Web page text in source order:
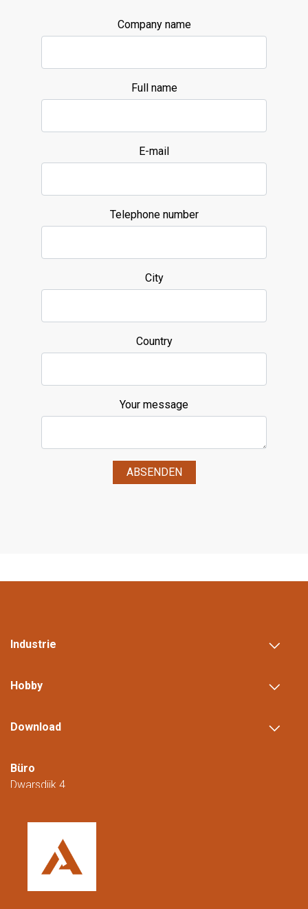
Company name
Full name
E-mail
Telephone number
City
Country
Your message
ABSENDEN
Industrie
Hobby
Download
Büro
Dwarsdijk 4
Niederlande
+31 (0)88 23 42 200
08:00 bis 16:00 Uhr (CET/CEST).